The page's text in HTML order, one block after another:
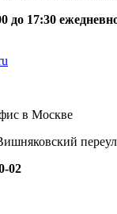
до 17:30
в Москве
02